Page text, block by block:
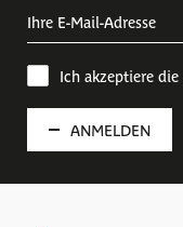
Ich akzeptiere die
ANMELDEN